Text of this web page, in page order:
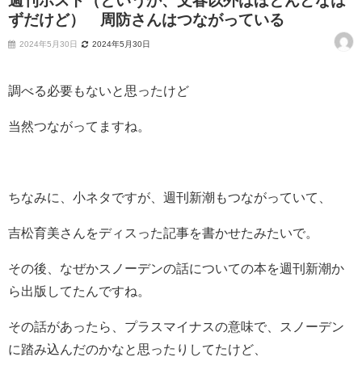
ずだけど） 周防さんはつながっている
2024年5月30日 2024年5月30日
調べる必要もないと思ったけど
当然つながってますね。
ちなみに、小ネタですが、週刊新潮もつながっていて、
吉松育美さんをディスった記事を書かせたみたいで。
その後、なぜかスノーデンの話についての本を週刊新潮か
ら出版してたんですね。
その話があったら、プラスマイナスの意味で、スノーデン
に踏み込んだのかなと思ったりしてたけど、